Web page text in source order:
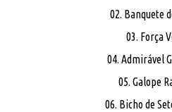
02. Banquete
03. Força
04. Admirável
05. Galope
06. Bicho de